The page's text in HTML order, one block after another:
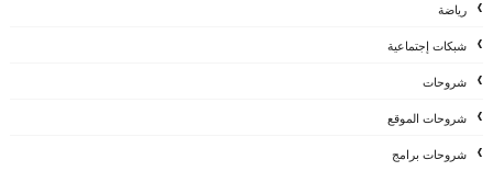
رياضة
شبكات إجتماعية
شروحات
شروحات الموقع
شروحات برامج